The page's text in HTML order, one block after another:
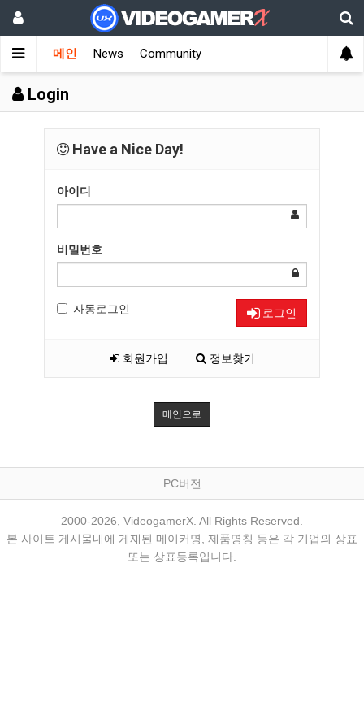
메인 News Community
Login
Have a Nice Day!
아이디
비밀번호
자동로그인 로그인
회원가입 정보찾기
메인으로
PC버전
2000-2026, VideogamerX. All Rights Reserved.
본 사이트 게시물내에 게재된 메이커명, 제품명칭 등은 각 기업의 상표
또는 상표등록입니다.